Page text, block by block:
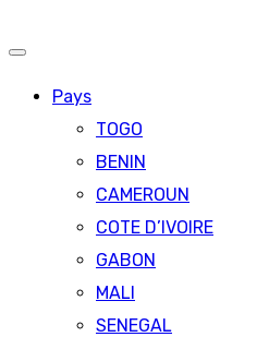
Pays
TOGO
BENIN
CAMEROUN
COTE D’IVOIRE
GABON
MALI
SENEGAL